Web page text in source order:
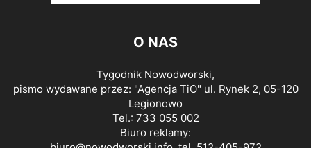
O NAS
Tygodnik Nowodworski,
pismo wydawane przez: "Agencja TiO" ul. Rynek 2, 05-120
Legionowo
Tel.: 733 055 002
Biuro reklamy: